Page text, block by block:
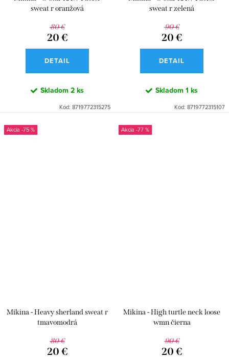
sweat r oranžová
80 €
20 €
DETAIL
Skladom 2 ks
Kód: 8719772315275
sweat r zelená
90 €
20 €
DETAIL
Skladom 1 ks
Kód: 8719772315107
-75 %
Mikina - Heavy sherland sweat r
tmavomodrá
80 €
20 €
-77 %
Mikina - High turtle neck loose
wmn čierna
90 €
20 €